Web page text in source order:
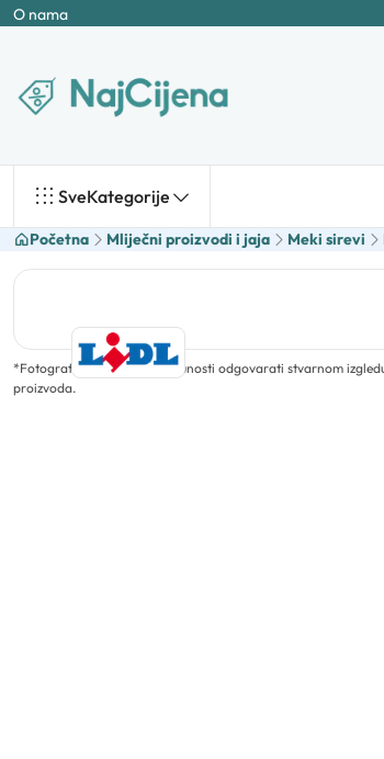
O nama
SveKategorije
Početna Mliječni proizvodi i jaja Meki sirevi
*Fotografija ne mora u potpunosti odgovarati stvarnom
proizvoda.